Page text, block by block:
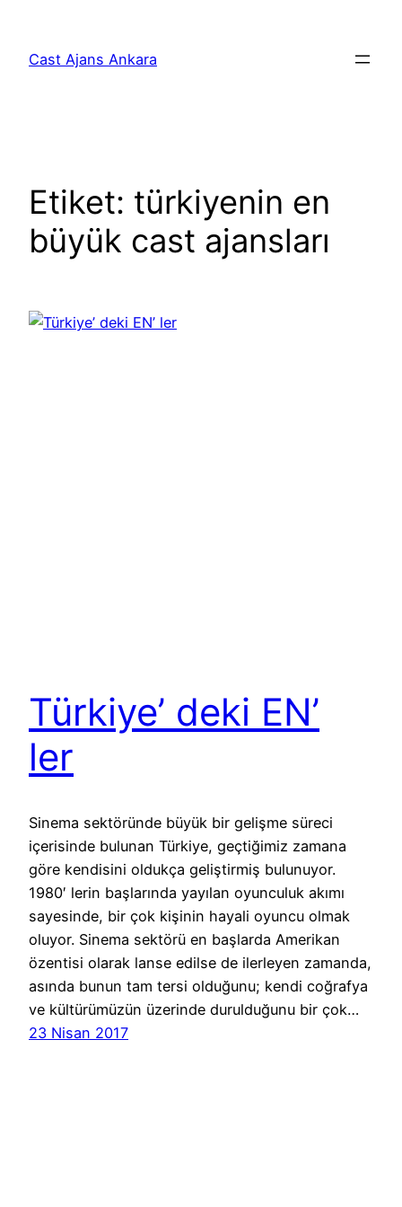
Cast Ajans Ankara
Etiket: türkiyenin en
büyük cast ajansları
Türkiye’ deki EN’
ler
Sinema sektöründe büyük bir gelişme süreci
içerisinde bulunan Türkiye, geçtiğimiz zamana
göre kendisini oldukça geliştirmiş bulunuyor.
1980′ lerin başlarında yayılan oyunculuk akımı
sayesinde, bir çok kişinin hayali oyuncu olmak
oluyor. Sinema sektörü en başlarda Amerikan
özentisi olarak lanse edilse de ilerleyen zamanda,
asında bunun tam tersi olduğunu; kendi coğrafya
ve kültürümüzün üzerinde durulduğunu bir çok…
23 Nisan 2017